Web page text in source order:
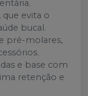
que evita o
bucal.
pré-molares,
e base com
retenção e